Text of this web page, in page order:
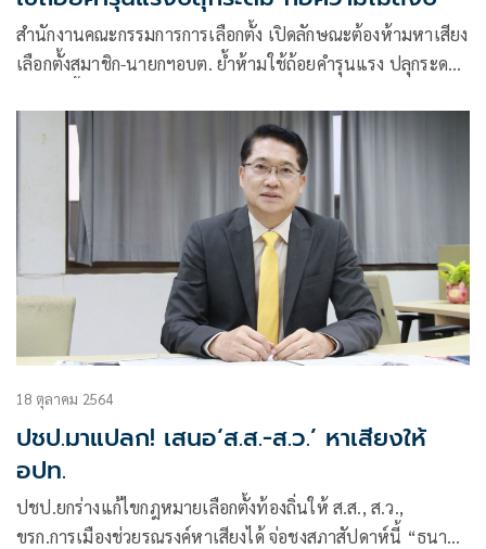
สำนักงานคณะกรรมการการเลือกตั้ง เปิดลักษณะต้องห้ามหาเสียง
เลือกตั้งสมาชิก-นายกฯอบต. ย้ำห้ามใช้ถ้อยคำรุนแรง ปลุกระดม
18 ตุลาคม 2564
ปชป.มาแปลก! เสนอ‘ส.ส.-ส.ว.’ หาเสียงให้
อปท.
ปชป.ยกร่างแก้ไขกฎหมายเลือกตั้งท้องถิ่นให้ ส.ส., ส.ว.,
ขรก.การเมืองช่วยรณรงค์หาเสียงได้ จ่อชงสภาสัปดาห์นี้ “ธนา